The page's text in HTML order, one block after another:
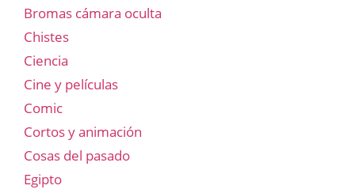
Bromas cámara oculta
Chistes
Ciencia
Cine y películas
Comic
Cortos y animación
Cosas del pasado
Egipto